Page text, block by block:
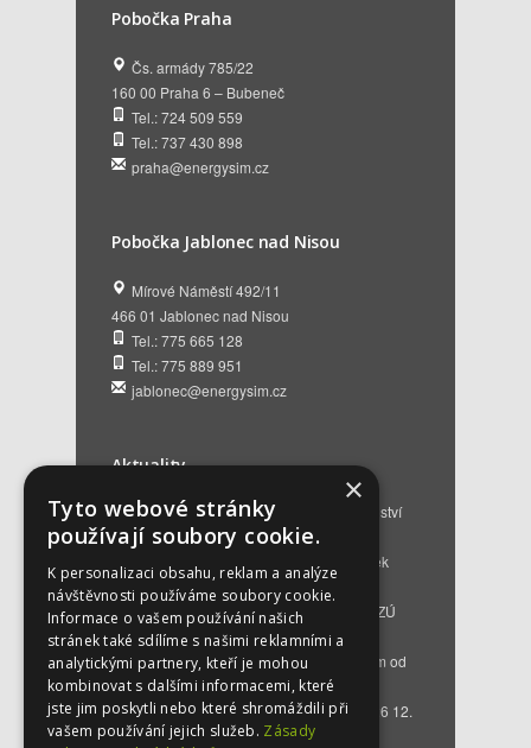
Pobočka Praha
Čs. armády 785/22
160 00 Praha 6 – Bubeneč
Tel.: 724 509 559
Tel.: 737 430 898
praha@energysim.cz
Pobočka Jablonec nad Nisou
Mírové Náměstí 492/11
466 01 Jablonec nad Nisou
Tel.: 775 665 128
Tel.: 775 889 951
jablonec@energysim.cz
Aktuality
Renovační pasy budov a dotační poradenství
12. 6. 2026
Přehled hlavních změn a nových podmínek
NZÚ 2026 28. 5. 2026
Kompenzace za projektovou přípravu v NZÚ
2025
25. 3. 2026
Novinky v programu Nová zelená úsporám od
roku 2026 16. 3. 2026
Bezplatné poradenství EKIS od 01.01.2026 12.
12. 2025
×
Tyto webové stránky
používají soubory cookie.
K personalizaci obsahu, reklam a analýze
návštěvnosti používáme soubory cookie.
Informace o vašem používání našich
stránek také sdílíme s našimi reklamními a
analytickými partnery, kteří je mohou
kombinovat s dalšími informacemi, které
jste jim poskytli nebo které shromáždili při
vašem používání jejich služeb. Zásady